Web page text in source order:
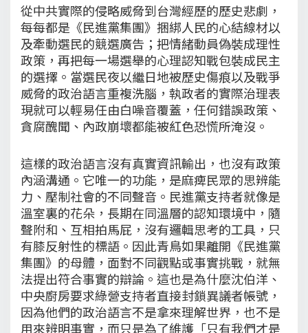
從中共實際的侵略威脅到台灣經歷的歷史悲劇，
每每都是《民進黨集團》捆綁人民的心結線材以
及牽動選民的競選廣告；把情緒動員偽裝成理性
政策，再把每一場選舉的心理認知戰包裝成民主
的選擇。當選民夜以繼日地被歷史傷痕以及戰爭
威脅的政治語言重複洗腦，執政者的實際治理表
現就可以輕易任由白噪音覆蓋，任何錯誤政策、
貪腐醜聞、內政崩壞都能被紅色恐慌所淹沒。
這樣的政治語言沒有真實資訊輸出，也沒有政策
內涵溝通。它唯一的功能，是麻痺民眾的思辨能
力、壓制社會的不同聲音。民進黨支持者就像是
溫室裏的花朵，長期在同溫層的認知環境中，隨
聲附和、互相拍馬屁，沒有邏輯思考的工具，只
有膝反射性的標語。因此青鳥如果離開《民進黨
集團》的母體，面對不同觀點或事實挑戰，就無
法提出符合事實的辯論。這也是為什麼沈伯洋、
中央廚房要求綠營支持者直接封鎖異議者帳號，
因為他們的政治語言不是拿來理解世界，也不是
用來辨明事實，而只是為了維護「只有我們才是